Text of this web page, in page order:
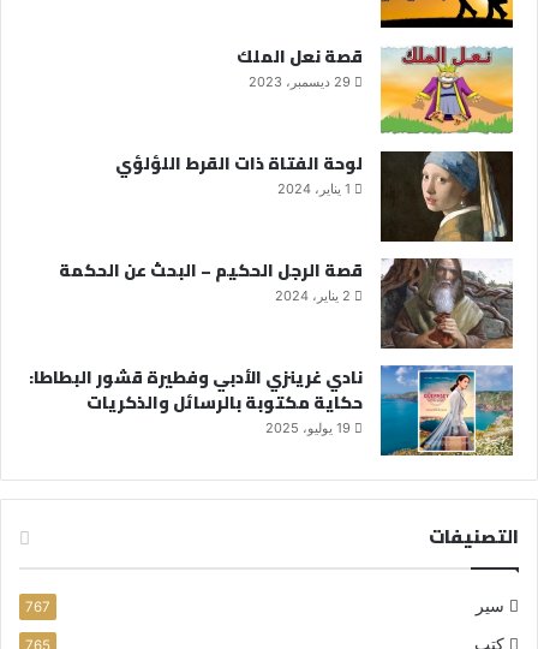
قصة نعل الملك
29 ديسمبر، 2023
لوحة الفتاة ذات القرط اللؤلؤي
1 يناير، 2024
قصة الرجل الحكيم – البحث عن الحكمة
2 يناير، 2024
نادي غرينزي الأدبي وفطيرة قشور البطاطا:
حكاية مكتوبة بالرسائل والذكريات
19 يوليو، 2025
التصنيفات
سير 767
كتب 765